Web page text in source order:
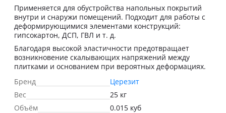
Применяется для обустройства напольных покрытий
внутри и снаружи помещений. Подходит для работы с
деформирующимися элементами конструкций:
гипсокартон, ДСП, ГВЛ и т. д.
Благодаря высокой эластичности предотвращает
возникновение скалывающих напряжений между
плитками и основанием при вероятных деформациях.
Бренд
Церезит
Вес
25 кг
Объём
0.015 куб